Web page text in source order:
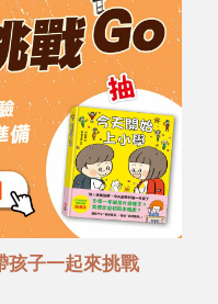
孩子一起來挑戰